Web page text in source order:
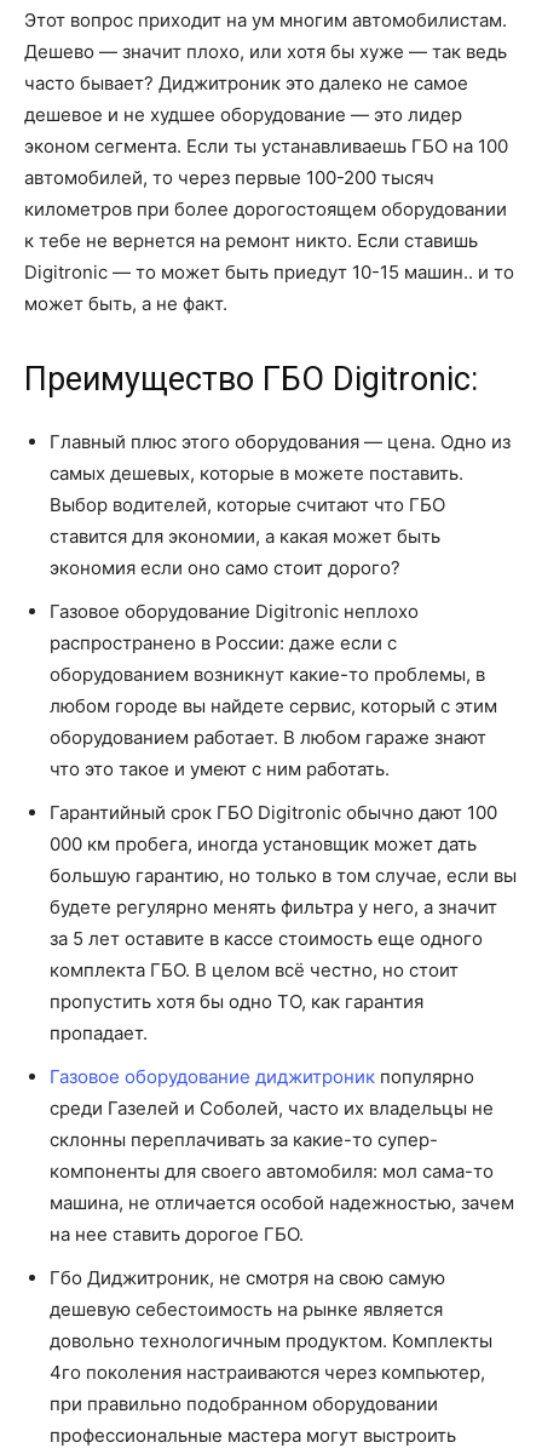
Этот вопрос приходит на ум многим автомобилистам.
Дешево — значит плохо, или хотя бы хуже — так ведь
часто бывает? Диджитроник это далеко не самое
дешевое и не худшее оборудование — это лидер
эконом сегмента. Если ты устанавливаешь ГБО на 100
автомобилей, то через первые 100-200 тысяч
километров при более дорогостоящем оборудовании
к тебе не вернется на ремонт никто. Если ставишь
Digitronic — то может быть приедут 10-15 машин.. и то
может быть, а не факт.
Преимущество ГБО Digitronic:
Главный плюс этого оборудования — цена. Одно из
самых дешевых, которые в можете поставить.
Выбор водителей, которые считают что ГБО
ставится для экономии, а какая может быть
экономия если оно само стоит дорого?
Газовое оборудование Digitronic неплохо
распространено в России: даже если с
оборудованием возникнут какие-то проблемы, в
любом городе вы найдете сервис, который с этим
оборудованием работает. В любом гараже знают
что это такое и умеют с ним работать.
Гарантийный срок ГБО Digitronic обычно дают 100
000 км пробега, иногда установщик может дать
большую гарантию, но только в том случае, если вы
будете регулярно менять фильтра у него, а значит
за 5 лет оставите в кассе стоимость еще одного
комплекта ГБО. В целом всё честно, но стоит
пропустить хотя бы одно ТО, как гарантия
пропадает.
Газовое оборудование диджитроник популярно
среди Газелей и Соболей, часто их владельцы не
склонны переплачивать за какие-то супер-
компоненты для своего автомобиля: мол сама-то
машина, не отличается особой надежностью, зачем
на нее ставить дорогое ГБО.
Гбо Диджитроник, не смотря на свою самую
дешевую себестоимость на рынке является
довольно технологичным продуктом. Комплекты
4го поколения настраиваются через компьютер,
при правильно подобранном оборудовании
профессиональные мастера могут выстроить